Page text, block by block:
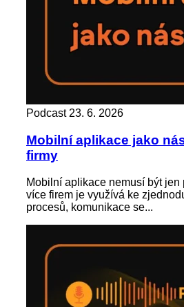
Podcast 23. 6. 2026
Mobilní aplikace jako
firmy
Mobilní aplikace nemusí být jen
více firem je využívá ke
procesů, komunikace se...